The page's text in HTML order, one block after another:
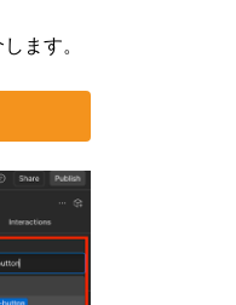
ます。